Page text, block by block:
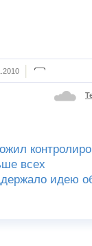
всех
идею